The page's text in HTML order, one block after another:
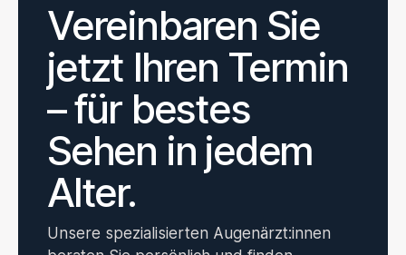
Vereinbaren Sie
jetzt Ihren Termin
– für bestes
Sehen in jedem
Alter.
Unsere spezialisierten Augenärzt:innen